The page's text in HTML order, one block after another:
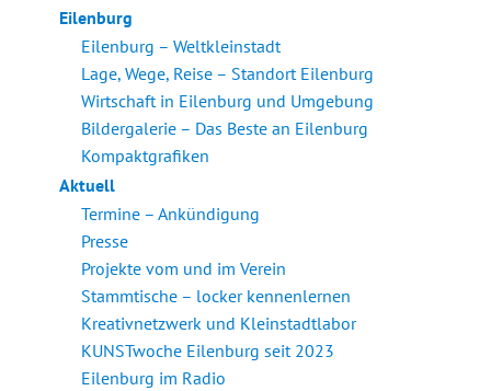
Eilenburg
Eilenburg – Weltkleinstadt
Lage, Wege, Reise – Standort Eilenburg
Wirtschaft in Eilenburg und Umgebung
Bildergalerie – Das Beste an Eilenburg
Kompaktgrafiken
Aktuell
Termine – Ankündigung
Presse
Projekte vom und im Verein
Stammtische – locker kennenlernen
Kreativnetzwerk und Kleinstadtlabor
KUNSTwoche Eilenburg seit 2023
Eilenburg im Radio